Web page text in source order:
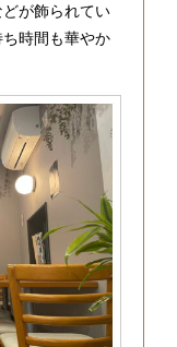
が飾られてい
時間も華やか